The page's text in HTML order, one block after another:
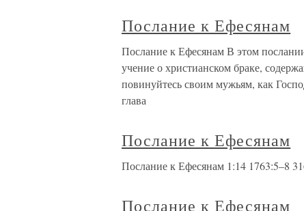
Послание к Ефесянам
Послание к Ефесянам В этом
учение о христианском браке,
повинуйтесь своим мужьям, как
глава
Послание к Ефесянам
Послание к Ефесянам 1:14 1763:5–8
Послание к Ефесянам